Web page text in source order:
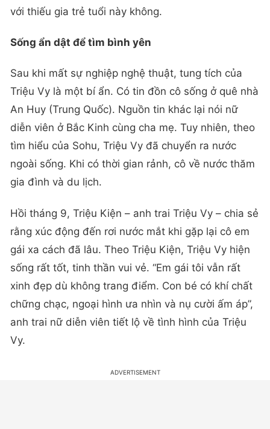
với thiếu gia trẻ tuổi này không.
Sống ẩn dật để tìm bình yên
Sau khi mất sự nghiệp nghệ thuật, tung tích của
Triệu Vy là một bí ẩn. Có tin đồn cô sống ở quê nhà
An Huy (Trung Quốc). Nguồn tin khác lại nói nữ
diễn viên ở Bắc Kinh cùng cha mẹ. Tuy nhiên, theo
tìm hiểu của Sohu, Triệu Vy đã chuyển ra nước
ngoài sống. Khi có thời gian rảnh, cô về nước thăm
gia đình và du lịch.
Hồi tháng 9, Triệu Kiện – anh trai Triệu Vy – chia sẻ
rằng xúc động đến rơi nước mắt khi gặp lại cô em
gái xa cách đã lâu. Theo Triệu Kiện, Triệu Vy hiện
sống rất tốt, tinh thần vui vẻ. “Em gái tôi vẫn rất
xinh đẹp dù không trang điểm. Con bé có khí chất
chững chạc, ngoại hình ưa nhìn và nụ cười ấm áp”,
anh trai nữ diễn viên tiết lộ về tình hình của Triệu
Vy.